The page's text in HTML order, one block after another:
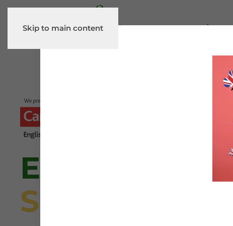
Skip to main content HOMECORSI E ATTIVITÀTEAM
EXPLORE,
SMILE,